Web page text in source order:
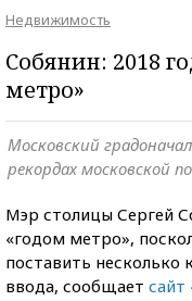
Недвижимость
Собянин: 2018
метро»
Московский
рекордах московской
Мэр столицы Сергей
«годом метро»,
поставить
ввода, сообщает сайт